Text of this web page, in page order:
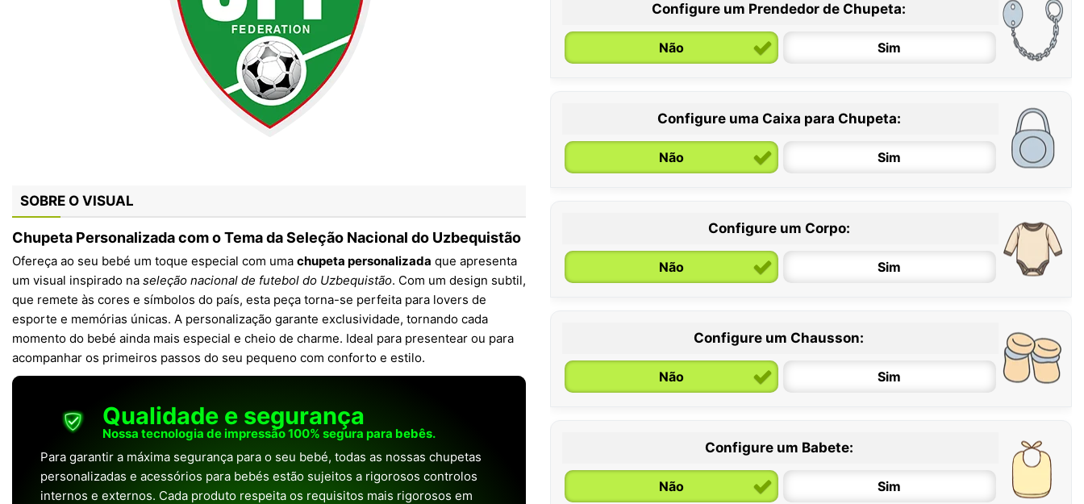
SOBRE O VISUAL
Chupeta Personalizada com o Tema da Seleção Nacional do Uzbequistão
Ofereça ao seu bebé um toque especial com uma chupeta personalizada que apresenta
um visual inspirado na seleção nacional de futebol do Uzbequistão. Com um design subtil,
que remete às cores e símbolos do país, esta peça torna-se perfeita para lovers de
esporte e memórias únicas. A personalização garante exclusividade, tornando cada
momento do bebé ainda mais especial e cheio de charme. Ideal para presentear ou para
acompanhar os primeiros passos do seu pequeno com conforto e estilo.
Qualidade e segurança
Nossa tecnologia de impressão 100% segura para bebês.
Para garantir a máxima segurança para o seu bebé, todas as nossas chupetas
personalizadas e acessórios para bebés estão sujeitos a rigorosos controlos
internos e externos. Cada produto respeita os requisitos mais rigorosos em
0 / 6 meses
Configure um Prendedor de Chupeta:
Não Sim
Configure uma Caixa para Chupeta:
Não Sim
Configure um Corpo:
Não Sim
6 / 12 meses 12 / 18 meses
Configure um Chausson:
Não Sim
Configure um Babete:
Não Sim